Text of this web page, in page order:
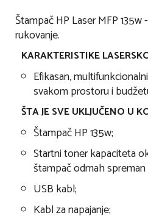
Štampač HP Laser MFP
rukovanje.
KARAKTERISTIKE
Efikasan,
svakom prostoru i
ŠTA JE SVE UKLJUČENO U
Štampač HP 135w;
Startni toner kapaciteta
štampač odmah spreman
USB kabl;
Kabl za napajanje;